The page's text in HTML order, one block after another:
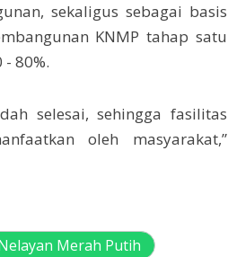
sekaligus sebagai basis
KNMP tahap satu
80%.
selesai, sehingga fasilitas
oleh masyarakat,”
Merah Putih